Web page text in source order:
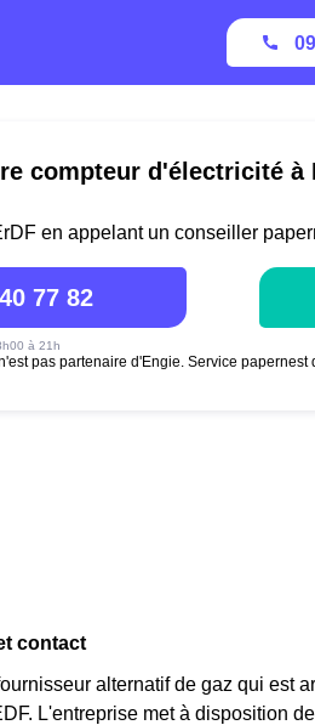
compteur d'électricité à
en appelant un conseiller
77 82
à 21h
pas partenaire d'Engie. Service
contact
alternatif de gaz qui est
L'entreprise met à disposition